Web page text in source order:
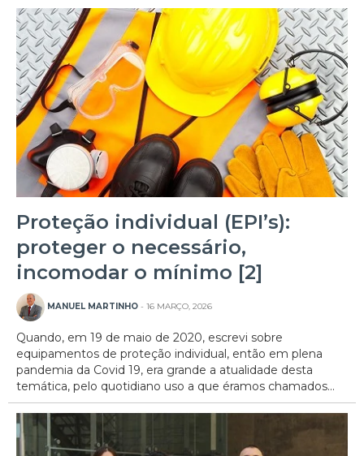
Proteção individual (EPI’s):
proteger o necessário,
incomodar o mínimo [2]
MANUEL MARTINHO - 16 MARÇO, 2026
Quando, em 19 de maio de 2020, escrevi sobre
equipamentos de proteção individual, então em plena
pandemia da Covid 19, era grande a atualidade desta
temática, pelo quotidiano uso a que éramos chamados...